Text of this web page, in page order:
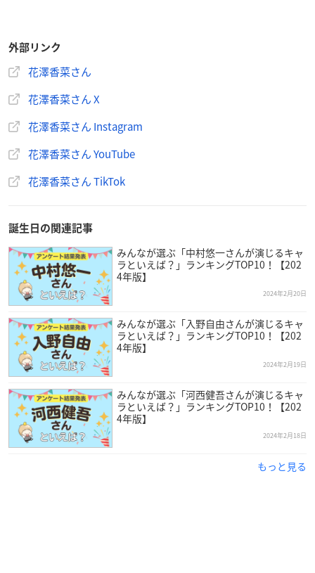
外部リンク
花澤香菜さん
花澤香菜さん X
花澤香菜さん Instagram
花澤香菜さん YouTube
花澤香菜さん TikTok
誕生日の関連記事
みんなが選ぶ「中村悠一さんが演じるキャ
ラといえば？」ランキングTOP10！【202
4年版】
2024年2月20日
みんなが選ぶ「入野自由さんが演じるキャ
ラといえば？」ランキングTOP10！【202
4年版】
2024年2月19日
みんなが選ぶ「河西健吾さんが演じるキャ
ラといえば？」ランキングTOP10！【202
4年版】
2024年2月18日
もっと見る